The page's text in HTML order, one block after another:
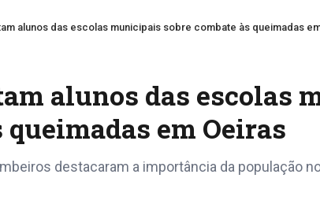
alunos das escolas municipais sobre combate às queimadas
alunos das escolas
queimadas em Oeiras
destacaram a importância da população